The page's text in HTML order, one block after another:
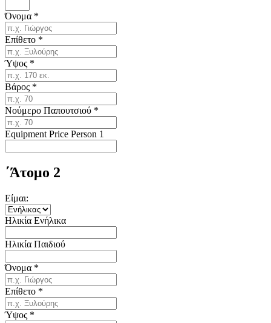
Όνομα *
Επίθετο *
Ύψος *
Βάρος *
Νούμερο Παπουτσιού *
Equipment Price Person 1
΄Άτομο 2
Είμαι:
Ηλικία Ενήλικα
Ηλικία Παιδιού
Όνομα *
Επίθετο *
Ύψος *